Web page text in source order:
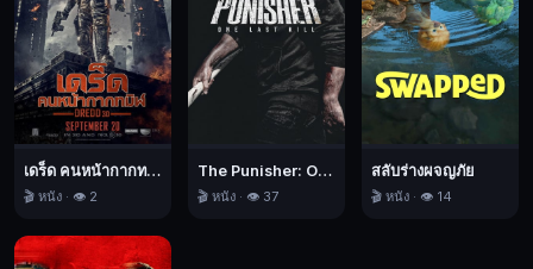
แต่
เปลือก,
สยอง
ขวัญ,
หนัง
ชีวิต,
ระทึก
2025
เดร็ด คนหน้ากากทมิฬ
🎬 หนัง · 👁️ 2
The Punisher: One Last Kill เดอะ พันนิชเชอร์: ฆ่าทิ้งทวน
🎬 หนัง · 👁️ 37
สลับร่างผจญภัย
🎬 หนัง · 👁️ 14